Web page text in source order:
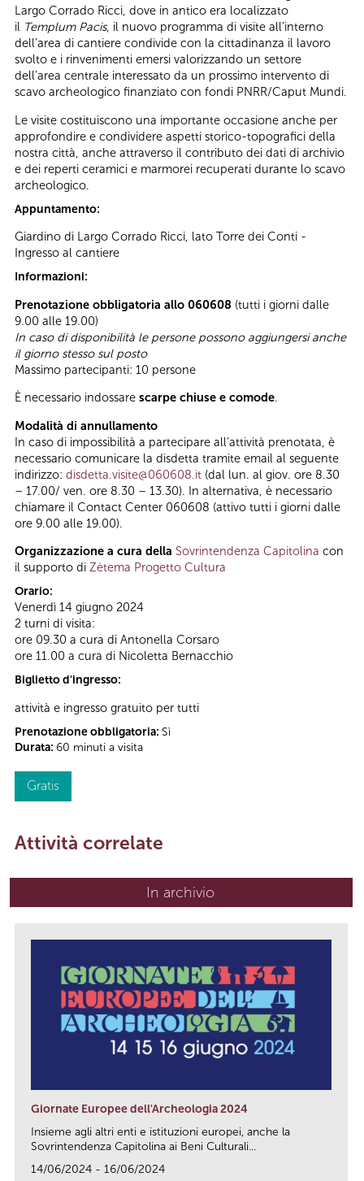
Largo Corrado Ricci, dove in antico era localizzato
il Templum Pacis, il nuovo programma di visite all’interno
dell’area di cantiere condivide con la cittadinanza il lavoro
svolto e i rinvenimenti emersi valorizzando un settore
dell’area centrale interessato da un prossimo intervento di
scavo archeologico finanziato con fondi PNRR/Caput Mundi.
Le visite costituiscono una importante occasione anche per
approfondire e condividere aspetti storico-topografici della
nostra città, anche attraverso il contributo dei dati di archivio
e dei reperti ceramici e marmorei recuperati durante lo scavo
archeologico.
Appuntamento:
Giardino di Largo Corrado Ricci, lato Torre dei Conti -
Ingresso al cantiere
Informazioni:
Prenotazione obbligatoria allo 060608 (tutti i giorni dalle
9.00 alle 19.00)
In caso di disponibilità le persone possono aggiungersi anche
il giorno stesso sul posto
Massimo partecipanti: 10 persone
È necessario indossare scarpe chiuse e comode.
Modalità di annullamento
In caso di impossibilità a partecipare all’attività prenotata, è
necessario comunicare la disdetta tramite email al seguente
indirizzo: disdetta.visite@060608.it (dal lun. al giov. ore 8.30
– 17.00/ ven. ore 8.30 – 13.30). In alternativa, è necessario
chiamare il Contact Center 060608 (attivo tutti i giorni dalle
ore 9.00 alle 19.00).
Organizzazione a cura della Sovrintendenza Capitolina con
il supporto di Zètema Progetto Cultura
Orario:
Venerdì 14 giugno 2024
2 turni di visita:
ore 09.30 a cura di Antonella Corsaro
ore 11.00 a cura di Nicoletta Bernacchio
Biglietto d'ingresso:
attività e ingresso gratuito per tutti
Prenotazione obbligatoria: Sì
Durata: 60 minuti a visita
Gratis
Attività correlate
In archivio
Giornate Europee dell'Archeologia 2024
Insieme agli altri enti e istituzioni europei, anche la
Sovrintendenza Capitolina ai Beni Culturali...
14/06/2024 - 16/06/2024